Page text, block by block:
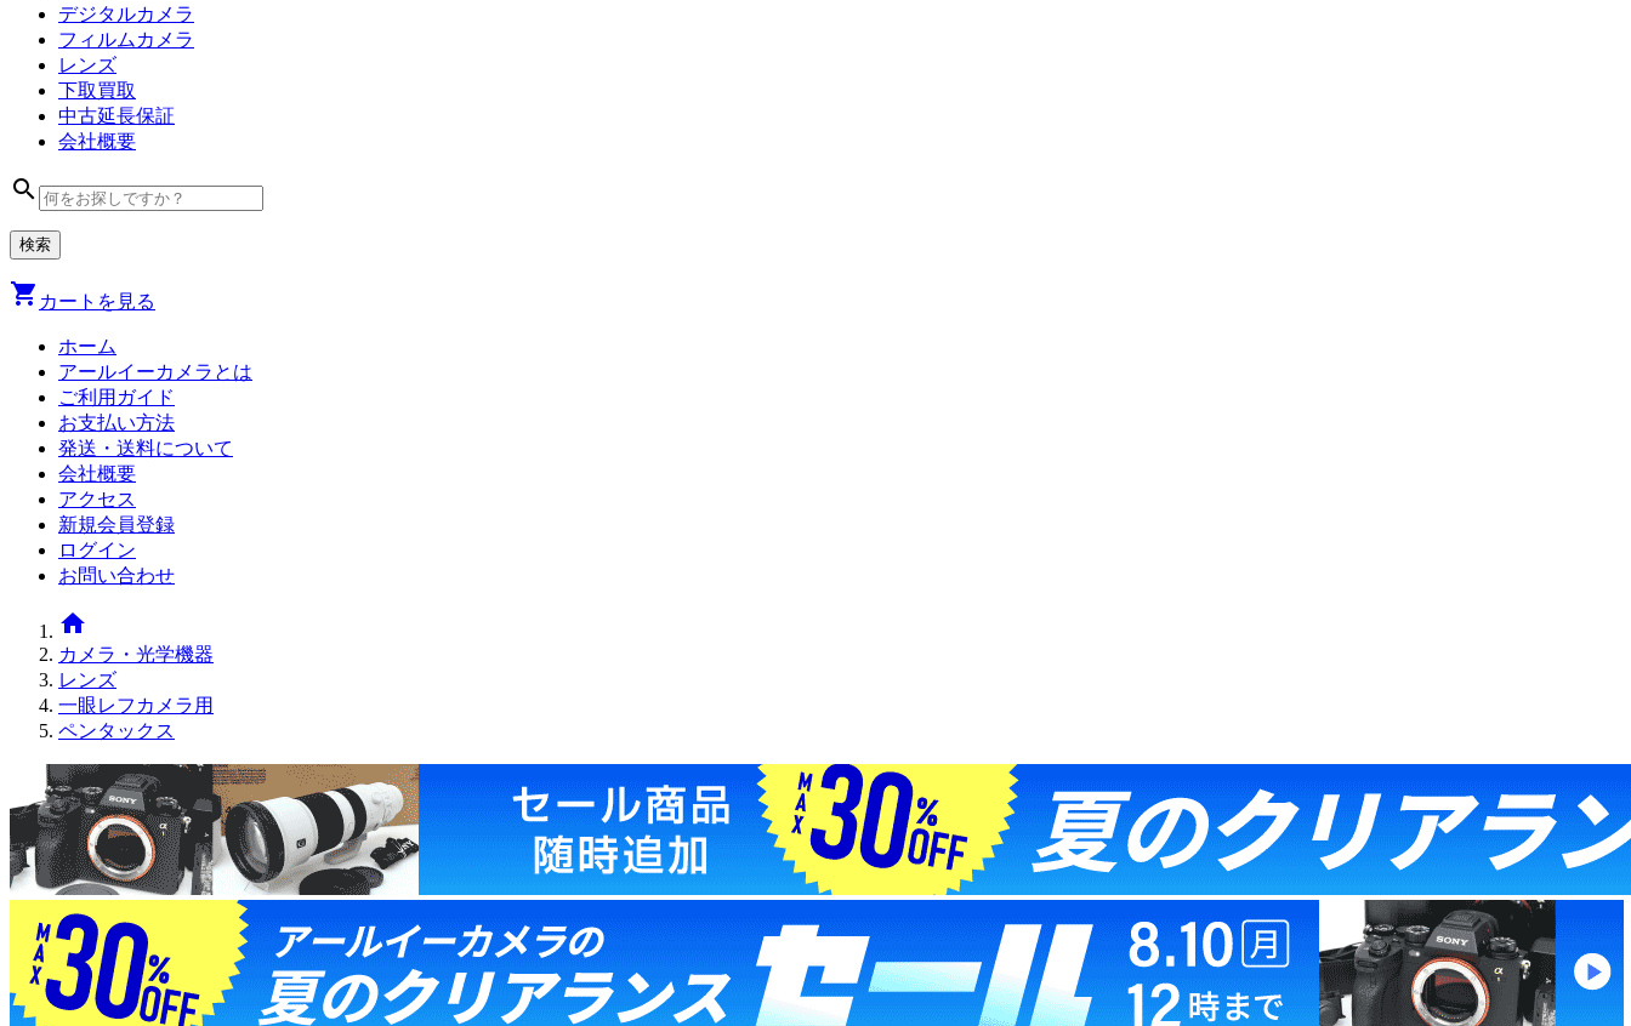
デジタルカメラ
フィルム カメラ
レンズ
下取買取
中古延長保証
会社概要
search
shopping_cart カートを見る
ホーム
アールイーカメラとは
ご利用ガイド
お支払い方法
発送・送料について
会社概要
アクセス
新規会員登録
ログイン
お問い合わせ
home
カメラ・光学機器
レンズ
一眼レフカメラ用
ペンタックス